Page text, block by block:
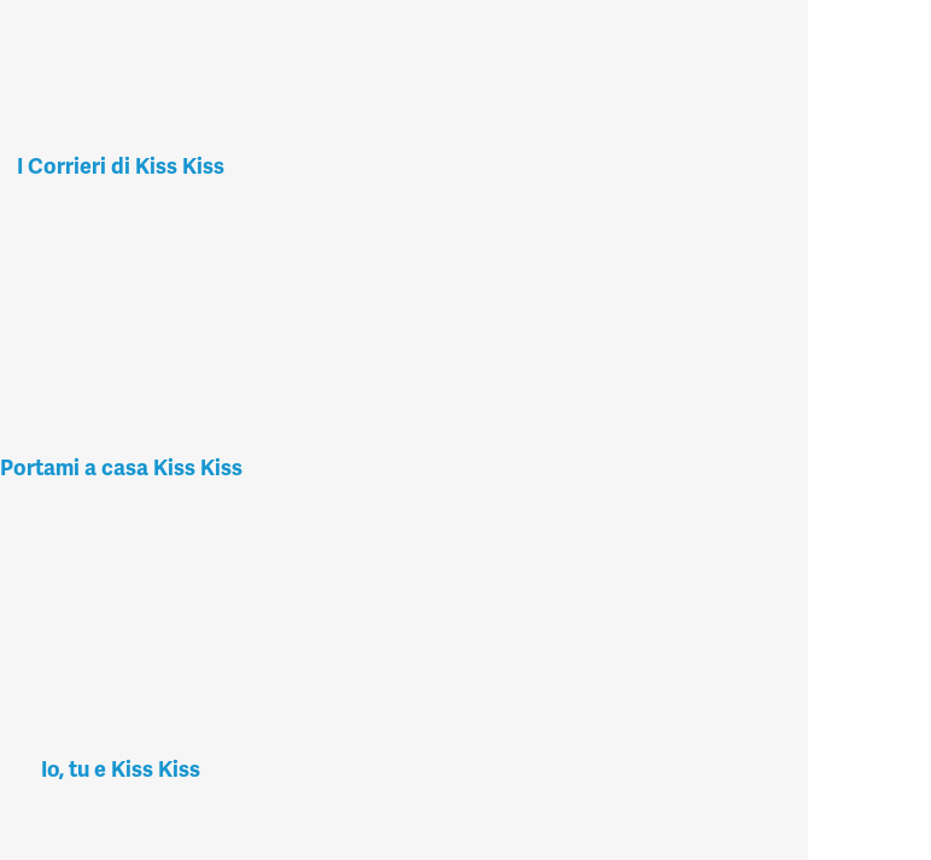
I Corrieri di Kiss Kiss
Portami a casa Kiss Kiss
Io, tu e Kiss Kiss